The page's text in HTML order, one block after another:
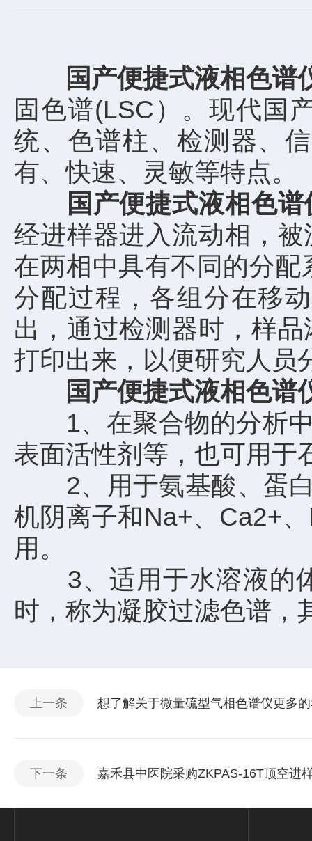
国产便捷式液相色谱
固色谱(LSC）。现代国
统、色谱柱、检测器、
有、快速、灵敏等特点。
国产便捷式液相色谱
经进样器进入流动相，
在两相中具有不同的分
分配过程，各组分在移
出，通过检测器时，样
打印出来，以便研究人员
国产便捷式液相色谱
1、在聚合物的分析中
表面活性剂等，也可用于
2、用于氨基酸、蛋白
机阴离子和Na+、Ca2+
用。
3、适用于水溶液的体
时，称为凝胶过滤色谱，
上一条 想了解关于微量硫型气相色谱仪更多
下一条 嘉禾县中医院采购ZKPAS-16T顶空进